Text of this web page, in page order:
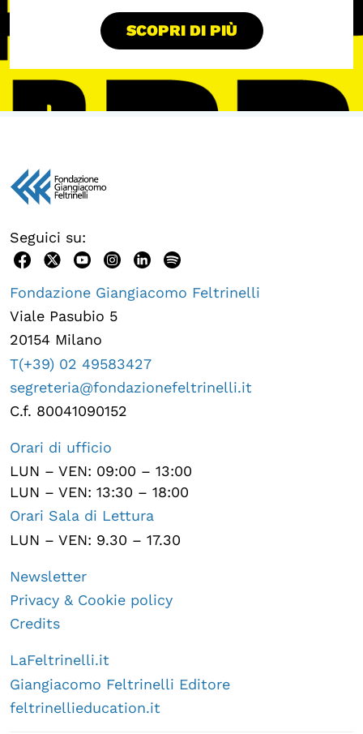
SCOPRI DI PIÙ
Seguici su:
Fondazione Giangiacomo Feltrinelli
Viale Pasubio 5
20154 Milano
T(+39) 02 49583427
segreteria@fondazionefeltrinelli.it
C.f. 80041090152
Orari di ufficio
LUN – VEN: 09:00 – 13:00
LUN – VEN: 13:30 – 18:00
Orari Sala di Lettura
LUN – VEN: 9.30 – 17.30
Newsletter
Privacy & Cookie policy
Credits
LaFeltrinelli.it
Giangiacomo Feltrinelli Editore
feltrinellieducation.it